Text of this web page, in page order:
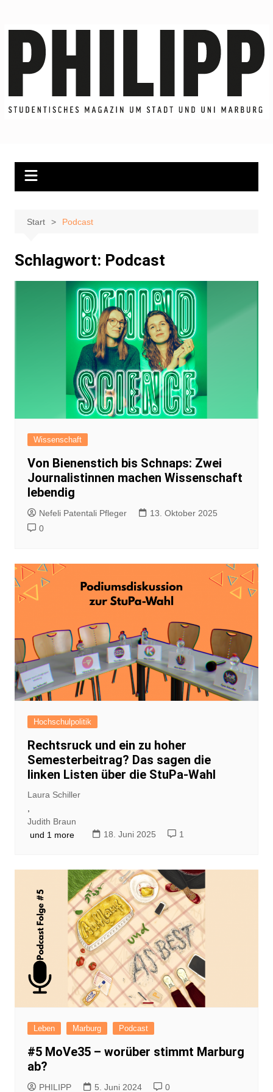
Start Podcast
Schlagwort: Podcast
Wissenschaft
Von Bienenstich bis Schnaps: Zwei
Journalistinnen machen Wissenschaft
lebendig
Nefeli Patentali Pfleger
13. Oktober 2025
0
Hochschulpolitik
Rechtsruck und ein zu hoher
Semesterbeitrag? Das sagen die
linken Listen über die StuPa-Wahl
Laura Schiller
Judith Braun
und 1 more
18. Juni 2025 1
Leben Marburg Podcast
#5 MoVe35 – worüber stimmt Marburg
ab?
PHILIPP 5. Juni 2024 0